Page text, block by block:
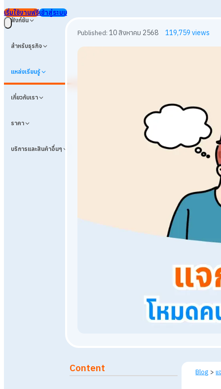
ฟังก์ชัน
สำหรับธุรกิจ
แหล่งเรียนรู้
เกี่ยวกับเรา
ราคา
บริการและสินค้าอื่นๆ
เริ่มใช้งานฟรีเข้าสู่ระบบ
10 สิงหาคม 2568